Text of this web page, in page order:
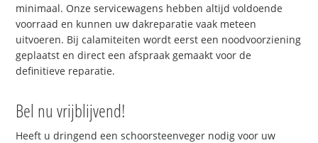
minimaal. Onze servicewagens hebben altijd voldoende
voorraad en kunnen uw dakreparatie vaak meteen
uitvoeren. Bij calamiteiten wordt eerst een noodvoorziening
geplaatst en direct een afspraak gemaakt voor de
definitieve reparatie.
Bel nu vrijblijvend!
Heeft u dringend een schoorsteenveger nodig voor uw